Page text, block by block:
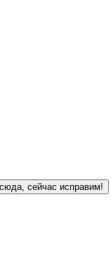
сейчас исправим!